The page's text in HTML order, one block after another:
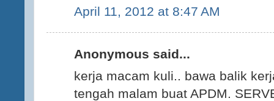
April 11, 2012 at 8:47 AM
Anonymous said...
kerja macam kuli.. bawa balik
tengah malam buat APDM.